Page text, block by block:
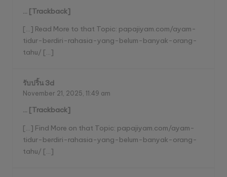
… [Trackback]
[…] Read More to that Topic: papajiyam.com/ayam-
tidur-berdiri-rahasia-yang-belum-banyak-orang-
tahu/ […]
รับปริ้น 3d
November 21, 2025, 11:49 am
… [Trackback]
[…] Find More on that Topic: papajiyam.com/ayam-
tidur-berdiri-rahasia-yang-belum-banyak-orang-
tahu/ […]